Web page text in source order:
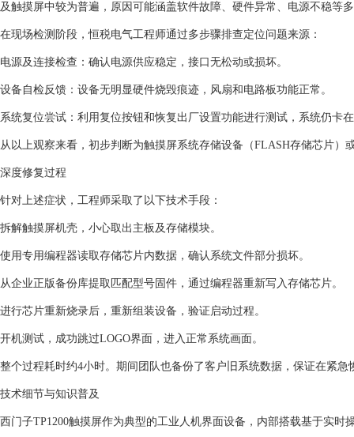
及触摸屏中较为普遍，原因可能涵盖软件故障、硬件异常、电源不稳等
在现场检测阶段，恒税电气工程师通过多步骤排查定位问题来源：
电源及连接检查：确认电源供应稳定，接口无松动或损坏。
设备自检反馈：设备无明显硬件烧毁痕迹，风扇和电路板功能正常。
系统复位尝试：利用复位按钮和恢复出厂设置功能进行测试，系统仍卡
从以上观察来看，初步判断为触摸屏系统存储设备（FLASH存储芯片）
深度修复过程
针对上述症状，工程师采取了以下技术手段：
拆解触摸屏机壳，小心取出主板及存储模块。
使用专用编程器读取存储芯片内数据，确认系统文件部分损坏。
从企业正版备份库提取匹配型号固件，通过编程器重新写入存储芯片。
进行芯片重新烧录后，重新组装设备，验证启动过程。
开机测试，成功跳过LOGO界面，进入正常系统画面。
整个过程耗时约4小时。期间团队也备份了客户旧系统数据，保证在紧
技术细节与知识普及
西门子TP1200触摸屏作为典型的工业人机界面设备，内部搭载基于实